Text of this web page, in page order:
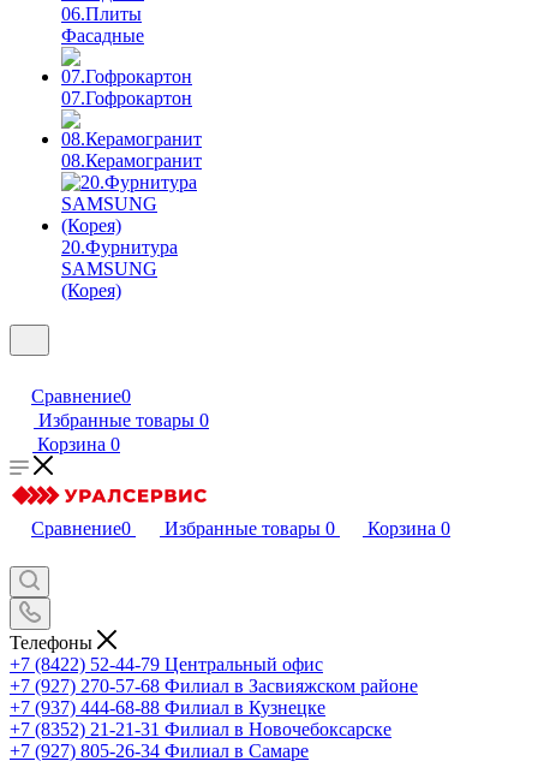
06.Плиты
Фасадные
07.Гофрокартон
08.Керамогранит
20.Фурнитура
SAMSUNG
(Корея)
Сравнение0
Избранные товары 0
Корзина 0
Сравнение0 Избранные товары 0 Корзина 0
Телефоны
+7 (8422) 52-44-79 Центральный офис
+7 (927) 270-57-68 Филиал в Засвияжском районе
+7 (937) 444-68-88 Филиал в Кузнецке
+7 (8352) 21-21-31 Филиал в Новочебоксарске
+7 (927) 805-26-34 Филиал в Самаре